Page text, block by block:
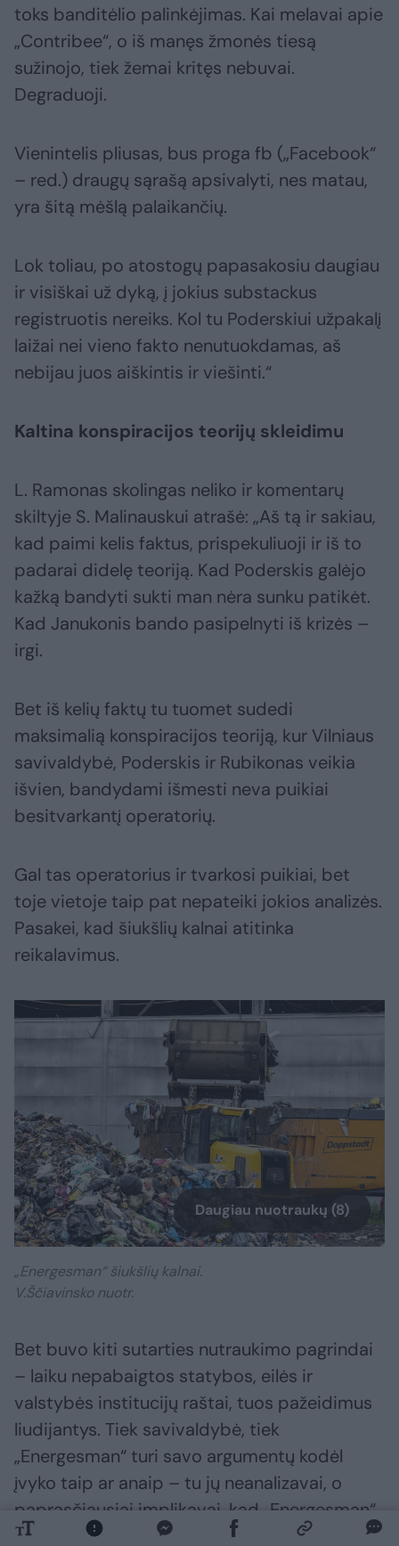
toks banditėlio palinkėjimas. Kai melavai apie
„Contribee“, o iš manęs žmonės tiesą
sužinojo, tiek žemai kritęs nebuvai.
Degraduoji.
Vienintelis pliusas, bus proga fb („Facebook“
– red.) draugų sąrašą apsivalyti, nes matau,
yra šitą mėšlą palaikančių.
Lok toliau, po atostogų papasakosiu daugiau
ir visiškai už dyką, į jokius substackus
registruotis nereiks. Kol tu Poderskiui užpakalį
laižai nei vieno fakto nenutuokdamas, aš
nebijau juos aiškintis ir viešinti.“
Kaltina konspiracijos teorijų skleidimu
L. Ramonas skolingas neliko ir komentarų
skiltyje S. Malinauskui atrašė: „Aš tą ir sakiau,
kad paimi kelis faktus, prispekuliuoji ir iš to
padarai didelę teoriją. Kad Poderskis galėjo
kažką bandyti sukti man nėra sunku patikėt.
Kad Janukonis bando pasipelnyti iš krizės –
irgi.
Bet iš kelių faktų tu tuomet sudedi
maksimalią konspiracijos teoriją, kur Vilniaus
savivaldybė, Poderskis ir Rubikonas veikia
išvien, bandydami išmesti neva puikiai
besitvarkantį operatorių.
Gal tas operatorius ir tvarkosi puikiai, bet
toje vietoje taip pat nepateiki jokios analizės.
Pasakei, kad šiukšlių kalnai atitinka
reikalavimus.
Daugiau nuotraukų (8)
„Energesman“ šiukšlių kalnai.
V.Ščiavinsko nuotr.
Bet buvo kiti sutarties nutraukimo pagrindai
– laiku nepabaigtos statybos, eilės ir
valstybės institucijų raštai, tuos pažeidimus
liudijantys. Tiek savivaldybė, tiek
„Energesman“ turi savo argumentų kodėl
įvyko taip ar anaip – tu jų neanalizavai, o
paprasčiausiai implikavai, kad „Energesman“
viską gerai daro.